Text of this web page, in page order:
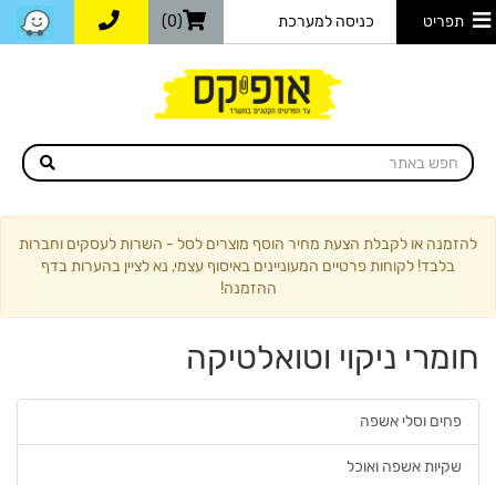
תפריט כניסה למערכת (0)
להזמנה או לקבלת הצעת מחיר הוסף מוצרים לסל - השרות לעסקים וחברות
בלבד! לקוחות פרטיים המעוניינים באיסוף עצמי, נא לציין בהערות בדף
ההזמנה!
חומרי ניקוי וטואלטיקה
פחים וסלי אשפה
שקיות אשפה ואוכל